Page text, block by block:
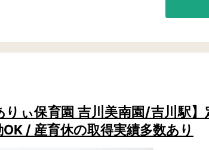
りぃ保育園 吉川美南園/吉川駅
OK / 産育休の取得実績多数あり